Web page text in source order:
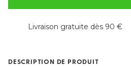
Livraison gratuite dès 90 €
DESCRIPTION DE PRODUIT